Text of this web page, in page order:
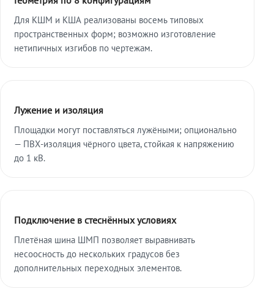
Для КШМ и КША реализованы восемь типовых
пространственных форм; возможно изготовление
нетипичных изгибов по чертежам.
Лужение и изоляция
Площадки могут поставляться лужёными; опционально
— ПВХ-изоляция чёрного цвета, стойкая к напряжению
до 1 кВ.
Подключение в стеснённых условиях
Плетёная шина ШМП позволяет выравнивать
несоосность до нескольких градусов без
дополнительных переходных элементов.